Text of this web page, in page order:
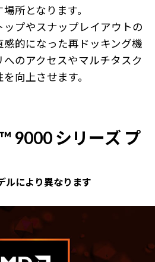
所となります。
プやスナップレイアウトの
的になった再ドッキング機
のアクセスやマルチタスク
向上させます。
9000 シリーズ プ
ルにより異なります